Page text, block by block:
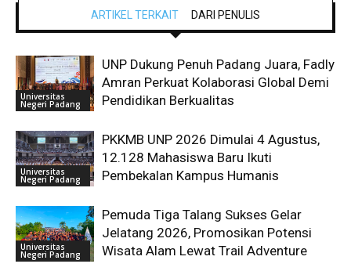
ARTIKEL TERKAIT DARI PENULIS
Universitas
Negeri Padang
UNP Dukung Penuh Padang Juara, Fadly
Amran Perkuat Kolaborasi Global Demi
Pendidikan Berkualitas
Universitas
Negeri Padang
PKKMB UNP 2026 Dimulai 4 Agustus,
12.128 Mahasiswa Baru Ikuti
Pembekalan Kampus Humanis
Universitas
Negeri Padang
Pemuda Tiga Talang Sukses Gelar
Jelatang 2026, Promosikan Potensi
Wisata Alam Lewat Trail Adventure